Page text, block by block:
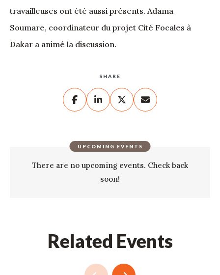
SHARE
travailleuses ont été aussi présents. Adama
Soumare, coordinateur du projet Cité Focales à
Dakar a animé la discussion.
UPCOMING EVENTS
There are no upcoming events. Check back
soon!
Related Events